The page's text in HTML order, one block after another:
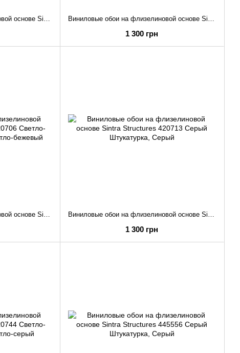
1 300 грн
Виниловые обои на флизелиновой основе Sintra Structures 420706 Светло-бежевый Штукатурка Виниловые обои на флизелиновой основе Sintra Structures 420713 Серый Штукатурка
1 300 грн